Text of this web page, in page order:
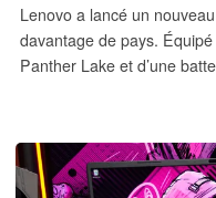
Lenovo a lancé un
davantage de pays.
Panther Lake et d’une
9 peut également être
ordinateur portable et un
une luminosité maximale